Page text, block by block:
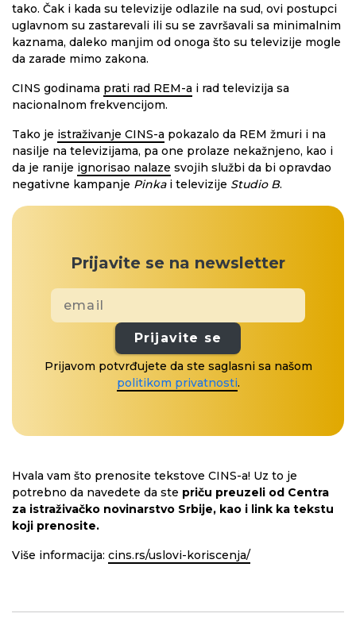
tako. Čak i kada su televizije odlazile na sud, ovi postupci
uglavnom su zastarevali ili su se završavali sa minimalnim
kaznama, daleko manjim od onoga što su televizije mogle
da zarade mimo zakona.
CINS godinama prati rad REM-a i rad televizija sa
nacionalnom frekvencijom.
Tako je istraživanje CINS-a pokazalo da REM žmuri i na
nasilje na televizijama, pa one prolaze nekažnjeno, kao i
da je ranije ignorisao nalaze svojih službi da bi opravdao
negativne kampanje Pinkai televizije Studio B.
Prijavite se na newsletter
Prijavite se
Prijavom potvrđujete da ste saglasni sa našom
politikom privatnosti.
Hvala vam što prenosite tekstove CINS-a! Uz to je
potrebno da navedete da ste priču preuzeli od Centra
za istraživačko novinarstvo Srbije, kao i link ka tekstu
koji prenosite.
Više informacija: cins.rs/uslovi-koriscenja/